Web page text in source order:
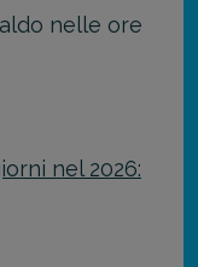
nelle ore
nel 2026: